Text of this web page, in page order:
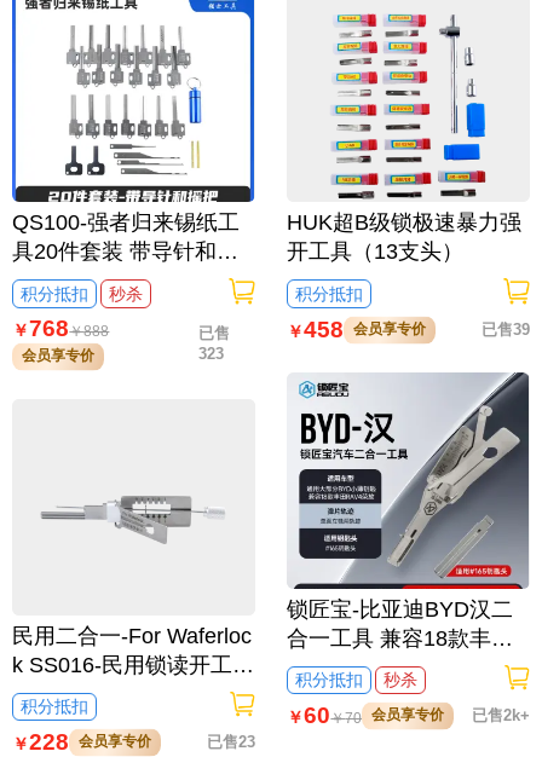
QS100-强者归来锡纸工
具20件套装 带导针和摇
把 锡纸快开工具套装 防
盗锁套装
积分抵扣
秒杀
￥768￥888
会员享专价
已售
323
民用二合一-For Waferloc
k SS016-民用锁读开工具
【台湾】 智慧電子鎖 维
夫拉克
积分抵扣
￥228 会员享专价 已售23
HUK超B级锁极速暴力强
开工具（13支头）
积分抵扣
￥458 会员享专价 已售39
锁匠宝-比亚迪BYD汉二
合一工具 兼容18款丰田R
AV4荣放
积分抵扣
秒杀
￥60￥70 会员享专价 已售2k+